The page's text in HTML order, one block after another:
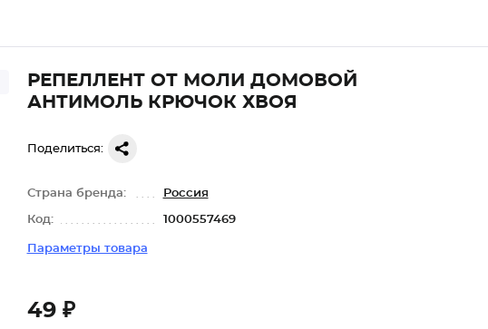
РЕПЕЛЛЕНТ ОТ МОЛИ ДОМОВОЙ
АНТИМОЛЬ КРЮЧОК ХВОЯ
Поделиться:
Страна бренда: Россия
Код: 1000557469
Параметры товара
49 ₽